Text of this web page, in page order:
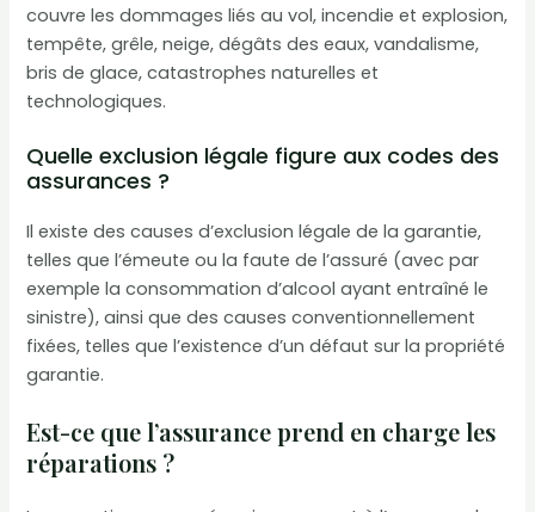
couvre les dommages liés au vol, incendie et explosion,
tempête, grêle, neige, dégâts des eaux, vandalisme,
bris de glace, catastrophes naturelles et
technologiques.
Quelle exclusion légale figure aux codes des
assurances ?
Il existe des causes d’exclusion légale de la garantie,
telles que l’émeute ou la faute de l’assuré (avec par
exemple la consommation d’alcool ayant entraîné le
sinistre), ainsi que des causes conventionnellement
fixées, telles que l’existence d’un défaut sur la propriété
garantie.
Est-ce que l’assurance prend en charge les
réparations ?